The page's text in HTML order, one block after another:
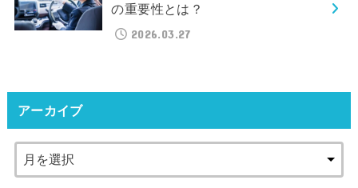
の重要性とは？
2026.03.27
アーカイブ